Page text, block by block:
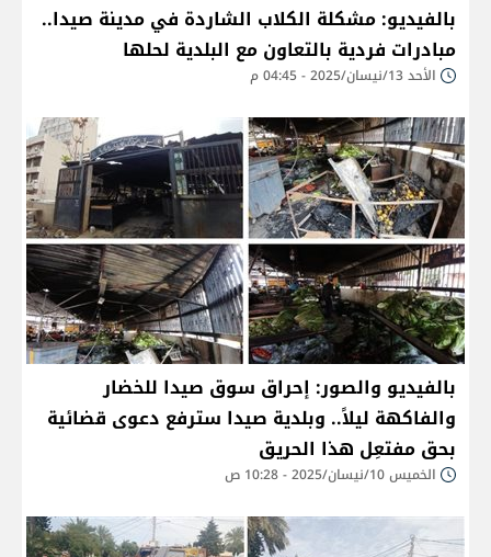
بالفيديو: مشكلة الكلاب الشاردة في مدينة صيدا..
مبادرات فردية بالتعاون مع البلدية لحلها
الأحد 13/نيسان/2025 - 04:45 م
بالفيديو والصور: إحراق سوق صيدا للخضار
والفاكهة ليلاً.. وبلدية صيدا سترفع دعوى قضائية
بحق مفتعِل هذا الحريق
الخميس 10/نيسان/2025 - 10:28 ص